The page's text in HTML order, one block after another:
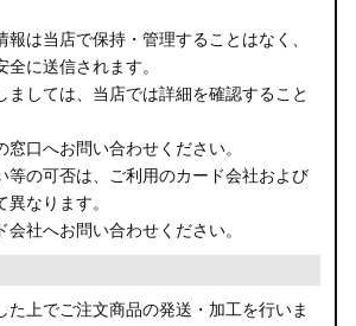
ルークス ハイウェイスター
報は当店で保持・管理することはなく、
に送信されます。
ましては、当店では詳細を確認すること
口へお問い合わせください。
等の可否は、ご利用のカード会社および
なります。
会社へお問い合わせください。
た上でご注文商品の発送・加工を行いま